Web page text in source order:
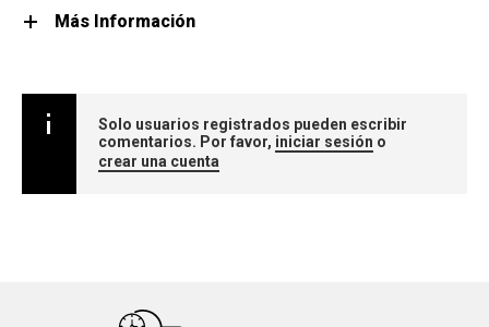
Más Información
Solo usuarios registrados pueden escribir
comentarios. Por favor, iniciar sesión o
crear una cuenta